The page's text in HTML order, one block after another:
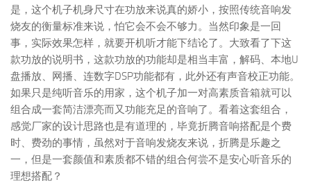
是，这个机子机身尺寸在功放来说真的娇小，按照传统音响发
烧友的衡量标准来说，怕它会不会不够力。当然印象是一回
事，实际效果怎样，就要开机听才能下结论了。大致看了下这
款功放的说明书，这款功放的功能却是相当丰富，解码、本地U
盘播放、网播、连数字DSP功能都有，此外还有声音校正功能。
如果只是纯听音乐的用家，这个机子加一对高素质音箱就可以
组合成一套简洁漂亮而又功能充足的音响了。看着这套组合，
感觉厂家的设计思路也是有道理的，毕竟折腾音响搭配是个费
时、费劲的事情，虽然对于音响发烧友来说，折腾是乐趣之
一，但是一套颜值和素质都不错的组合何尝不是安心听音乐的
理想搭配？